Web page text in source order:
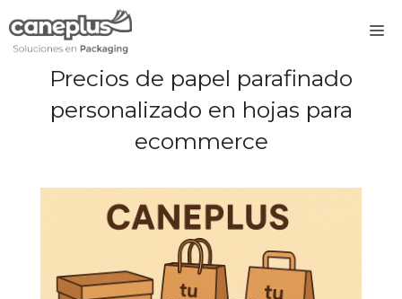
al
Precios de papel parafinado
personalizado en hojas para
ecommerce